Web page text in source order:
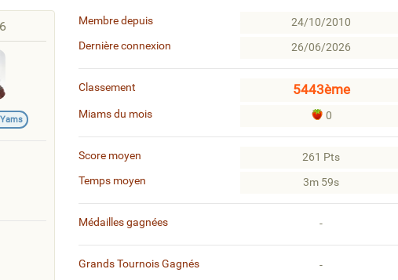
Membre depuis
24/10/2010
Dernière connexion
26/06/2026
Classement 5443ème
Miams du mois 0
Score moyen
261 Pts
Temps moyen
3m 59s
Médailles gagnées -
Grands Tournois Gagnés -